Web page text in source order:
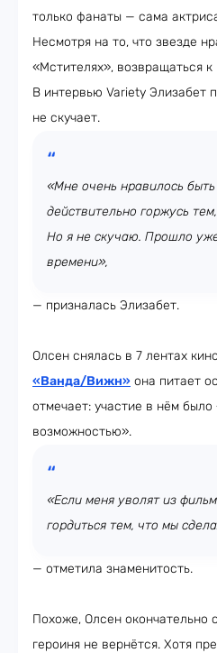
только фанаты — сама
Несмотря на то, что звезде
«Мстителях», возвращаться
В интервью Variety Элизабет
не скучает.
«Мне очень нравилось
действительно горжусь
Но я не скучаю. Прошло
времени»,
— призналась Элизабет.
Олсен снялась в 7 лентах
«Ванда/Вижн» она питает
отмечает: участие в нём было
возможностью».
«Если меня уволят из
гордиться тем, что мы
— отметила знаменитость.
Похоже, Олсен окончательно
героиня не вернётся. Хотя